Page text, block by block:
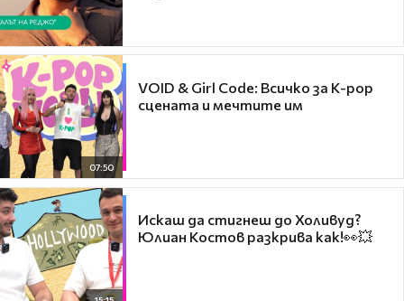
07:50
VOID & Girl Code: Всичко за K-pop
сцената и мечтите им
Искаш да стигнеш до Холивуд?
Юлиан Костов разкрива как!👀💥